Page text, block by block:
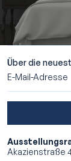
Über die
Akazienstraße